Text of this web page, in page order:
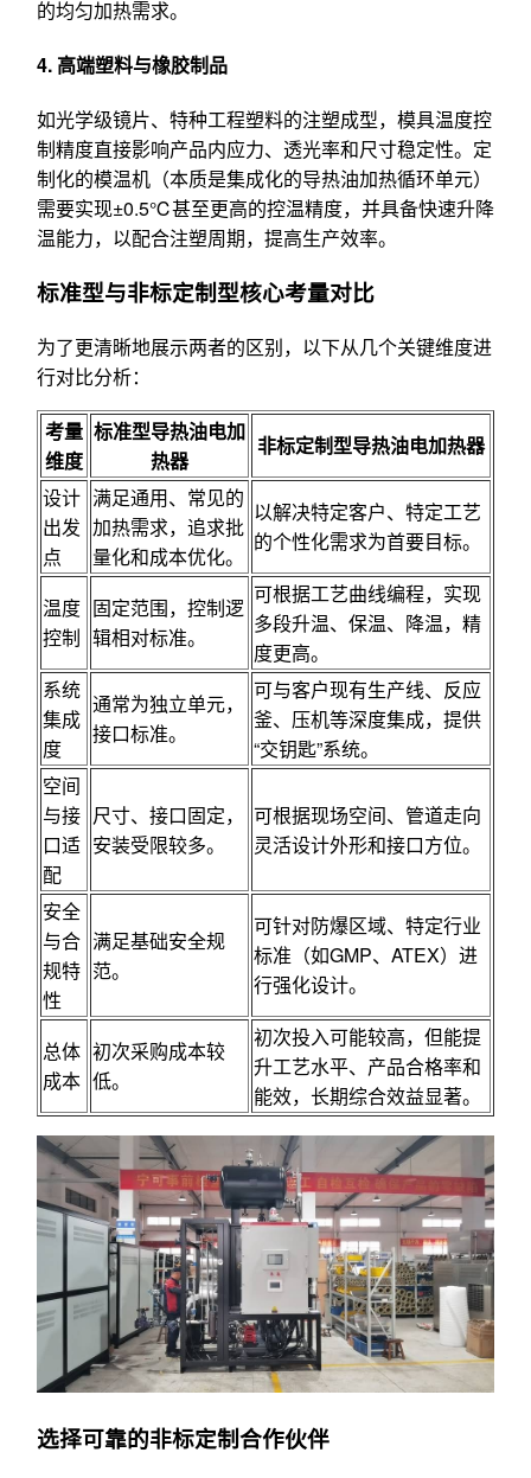
的均匀加热需求。
4. 高端塑料与橡胶制品
如光学级镜片、特种工程塑料的注塑成型，模具温度控
制精度直接影响产品内应力、透光率和尺寸稳定性。定
制化的模温机（本质是集成化的导热油加热循环单元）
需要实现±0.5℃甚至更高的控温精度，并具备快速升降
温能力，以配合注塑周期，提高生产效率。
标准型与非标定制型核心考量对比
为了更清晰地展示两者的区别，以下从几个关键维度进
行对比分析：
考量
维度
标准型导热油电加
热器
非标定制型导热油电加热器
设计
出发
点
满足通用、常见的
加热需求，追求批
量化和成本优化。
以解决特定客户、特定工艺
的个性化需求为首要目标。
温度
控制
固定范围，控制逻
辑相对标准。
可根据工艺曲线编程，实现
多段升温、保温、降温，精
度更高。
系统
集成
度
通常为独立单元，
接口标准。
可与客户现有生产线、反应
釜、压机等深度集成，提供
“交钥匙”系统。
空间
与接
口适
配
尺寸、接口固定，
安装受限较多。
可根据现场空间、管道走向
灵活设计外形和接口方位。
安全
与合
规特
性
满足基础安全规
范。
可针对防爆区域、特定行业
标准（如GMP、ATEX）进
行强化设计。
总体
成本
初次采购成本较
低。
初次投入可能较高，但能提
升工艺水平、产品合格率和
能效，长期综合效益显著。
选择可靠的非标定制合作伙伴